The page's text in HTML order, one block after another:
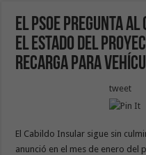
El PSOE pregunta
el estado del
recarga para
tweet
El Cabildo Insular sigue sin
anunció en el mes de enero del